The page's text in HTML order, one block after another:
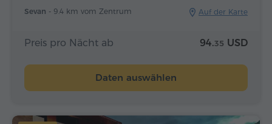
Sevan - 9.4 km vom Zentrum Auf der Karte
Preis pro Nächt ab 94.35 USD
Daten auswählen